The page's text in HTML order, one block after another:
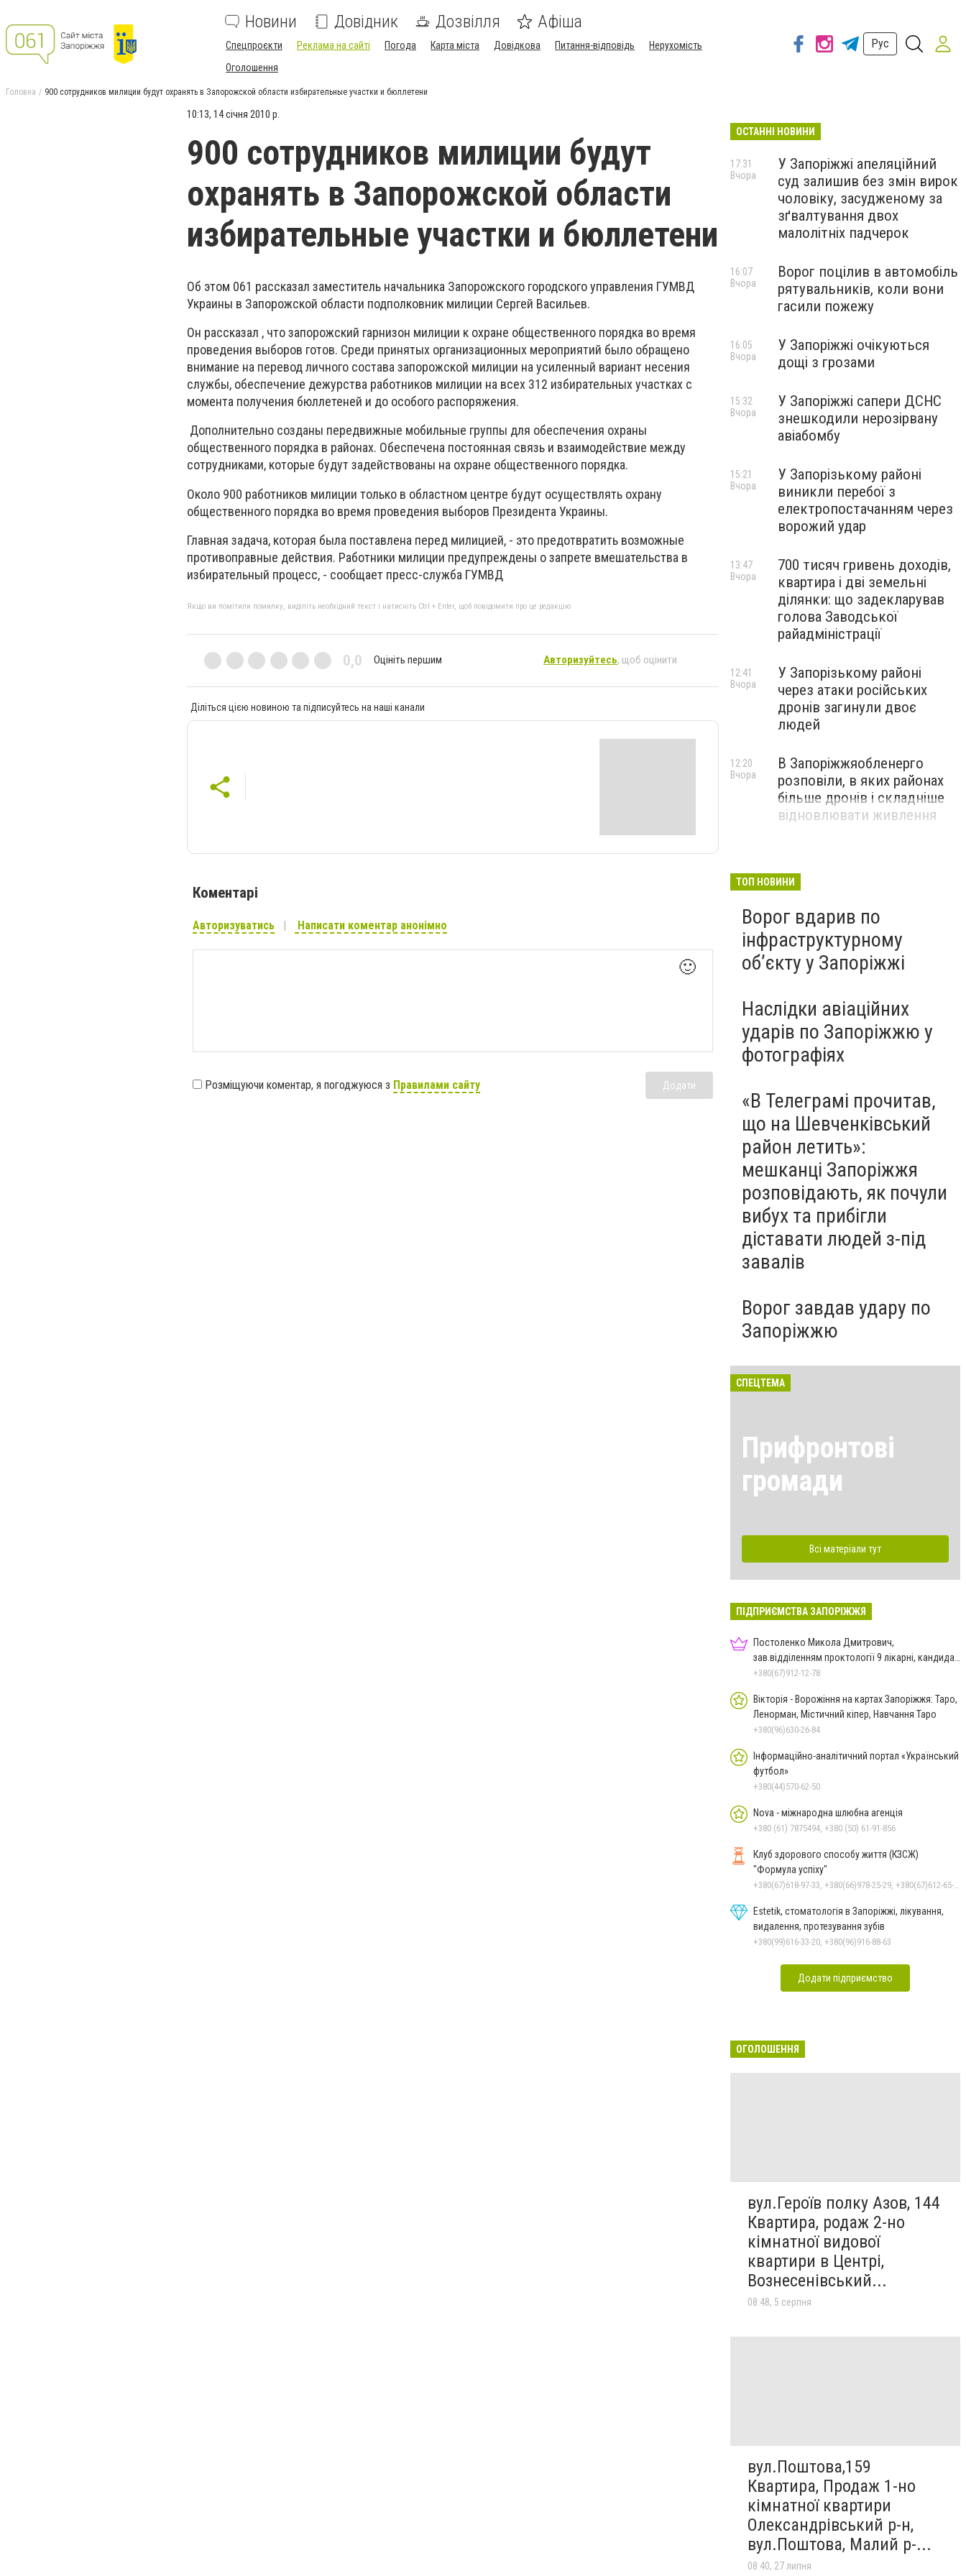
Новини Довідник Дозвілля Афіша
Спецпроєкти Реклама на сайті Погода Карта міста Довідкова Питання-відповідь
Нерухомість
Оголошення
Рус
Головна 900 сотрудников милиции будут охранять в Запорожской области избирательные участки и бюллетени
10:13, 14 січня 2010 р.
900 сотрудников милиции будут
охранять в Запорожской области
избирательные участки и бюллетени
Об этом 061 рассказал заместитель начальника Запорожского городского управления ГУМВД
Украины в Запорожской области подполковник милиции Сергей Васильев.
Он рассказал , что запорожский гарнизон милиции к охране общественного порядка во время
проведения выборов готов. Среди принятых организационных мероприятий было обращено
внимание на перевод личного состава запорожской милиции на усиленный вариант несения
службы, обеспечение дежурства работников милиции на всех 312 избирательных участках с
момента получения бюллетеней и до особого распоряжения.
Дополнительно созданы передвижные мобильные группы для обеспечения охраны
общественного порядка в районах. Обеспечена постоянная связь и взаимодействие между
сотрудниками, которые будут задействованы на охране общественного порядка.
Около 900 работников милиции только в областном центре будут осуществлять охрану
общественного порядка во время проведения выборов Президента Украины.
Главная задача, которая была поставлена перед милицией, - это предотвратить возможные
противоправные действия. Работники милиции предупреждены о запрете вмешательства в
избирательный процесс, - сообщает пресс-служба ГУМВД
Якщо ви помітили помилку, виділіть необхідний текст і натисніть Ctrl + Enter, щоб повідомити про це редакцію
0,0 Оцініть першим Авторизуйтесь, щоб оцінити
Діліться цією новиною та підписуйтесь на наші канали
Коментарі
Авторизуватись Написати коментар анонімно
🙂
Розміщуючи коментар, я погоджуюся з Правилами сайту Додати
ОСТАННІ НОВИНИ
У Запоріжжі апеляційний
суд залишив без змін вирок
чоловіку, засудженому за
зґвалтування двох
малолітніх падчерок
17:31
Вчора
Ворог поцілив в автомобіль
рятувальників, коли вони
гасили пожежу
16:07
Вчора
У Запоріжжі очікуються
дощі з грозами
16:05
Вчора
У Запоріжжі сапери ДСНС
знешкодили нерозірвану
авіабомбу
15:32
Вчора
У Запорізькому районі
виникли перебої з
електропостачанням через
ворожий удар
15:21
Вчора
700 тисяч гривень доходів,
квартира і дві земельні
ділянки: що задекларував
голова Заводської
райадміністрації
13:47
Вчора
У Запорізькому районі
через атаки російських
дронів загинули двоє
людей
12:41
Вчора
В Запоріжжяобленерго
розповіли, в яких районах
більше дронів і складніше
відновлювати живлення
12:20
Вчора
ТОП НОВИНИ
Ворог вдарив по
інфраструктурному
обʼєкту у Запоріжжі
Наслідки авіаційних
ударів по Запоріжжю у
фотографіях
«В Телеграмі прочитав,
що на Шевченківський
район летить»:
мешканці Запоріжжя
розповідають, як почули
вибух та прибігли
діставати людей з-під
завалів
Ворог завдав удару по
Запоріжжю
СПЕЦТЕМА
Прифронтові
громади
Всі матеріали тут
ПІДПРИЄМСТВА ЗАПОРІЖЖЯ
Постоленко Микола Дмитрович,
зав.відділенням проктології 9 лікарні, кандидат
медичних наук, доцент
+380(67)912-12-78
Вікторія - Ворожіння на картах Запоріжжя: Таро,
Ленорман, Містичний кіпер, Навчання Таро
+380(96)630-26-84
Інформаційно-аналітичний портал «Український
футбол»
+380(44)570-62-50
Nova - міжнародна шлюбна агенція
+380 (61) 7875494, +380 (50) 61-91-856
Клуб здорового способу життя (КЗСЖ)
"Формула успіху"
Estetik, стоматологія в Запоріжжі, лікування,
видалення, протезування зубів
+380(99)616-33-20, +380(96)916-88-63
Додати підприємство
ОГОЛОШЕННЯ
вул.Героїв полку Азов, 144
Квартира, родаж 2-но
кімнатної видової
квартири в Центрі,
Вознесенівський...
08:48, 5 серпня
вул.Поштова,159
Квартира, Продаж 1-но
кімнатної квартири
Олександрівський р-н,
вул.Поштова, Малий р-...
08:40, 27 липня